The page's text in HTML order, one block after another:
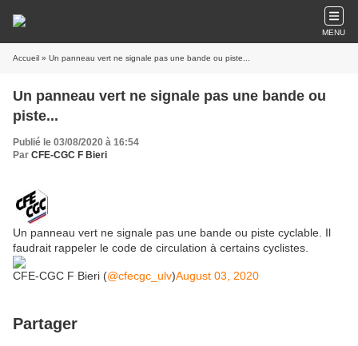
MENU
Accueil » Un panneau vert ne signale pas une bande ou piste...
Un panneau vert ne signale pas une bande ou
piste...
Publié le 03/08/2020 à 16:54
Par CFE-CGC F Bieri
Un panneau vert ne signale pas une bande ou piste cyclable. Il
faudrait rappeler le code de circulation à certains cyclistes.
CFE-CGC F Bieri (@cfecgc_ulv)August 03, 2020
Partager